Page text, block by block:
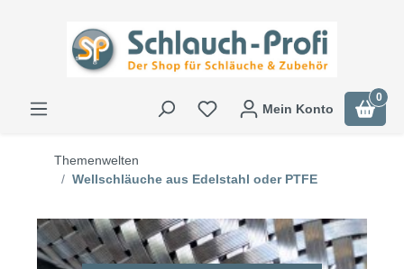
Mein Konto
0
Themenwelten
Wellschläuche aus Edelstahl oder PTFE